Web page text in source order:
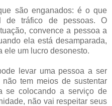
são enganados: é o que
de tráfico de pessoas. O
convence a pessoa a
ela está desamparada,
ele um lucro desonesto.
levar uma pessoa a ser
tem meios de sustentar
se colocando a serviço de
não vai respeitar seus